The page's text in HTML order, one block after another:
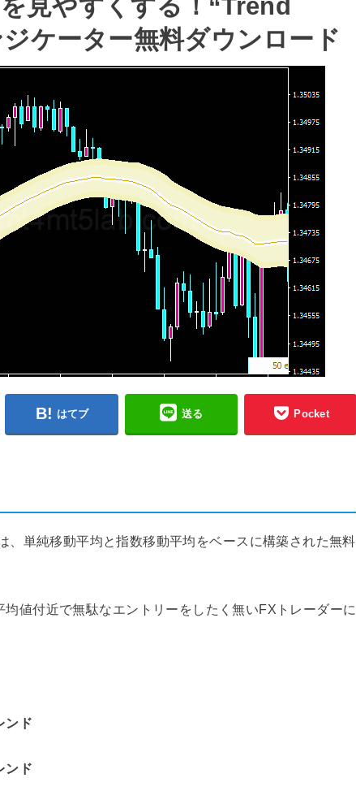
見やすくする！“Trend
ケーター無料ダウンロード
はてブ 送る Pocket
、単純移動平均と指数移動平均をベースに構築された無料
値付近で無駄なエントリーをしたく無いFXトレーダーに
ンド
ンド